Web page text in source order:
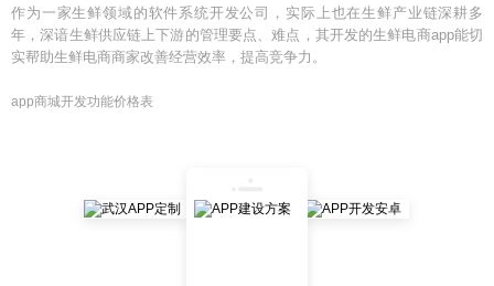
作为一家生鲜领域的软件系统开发公司，实际上也在生鲜产业链深耕多
年，深谙生鲜供应链上下游的管理要点、难点，其开发的生鲜电商app能切
实帮助生鲜电商商家改善经营效率，提高竞争力。
app商城开发功能价格表